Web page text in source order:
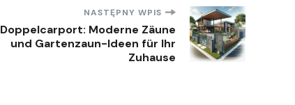
NASTĘPNY WPIS
Doppelcarport: Moderne Zäune
und Gartenzaun-Ideen für Ihr
Zuhause